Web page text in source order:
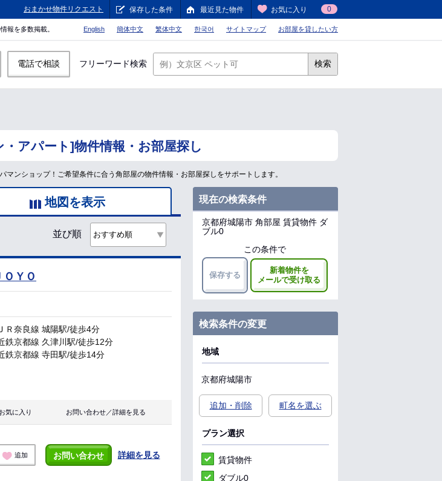
おまかせ物件リクエスト 保存した条件 最近見た物件 お気に入り 0
報を多数掲載。 English 簡体中文 繁体中文 한국어 サイトマップ お部屋を貸したい方
電話で相談 フリーワード検索 検索
アパート]物件情報・お部屋探し
ンショップ！ご希望条件に合う角部屋の物件情報・お部屋探しをサポートします。
地図を表示
並び順
ＹＯ
ＪＲ奈良線 城陽駅/徒歩4分
鉄京都線 久津川駅/徒歩12分
鉄京都線 寺田駅/徒歩14分
お気に入り お問い合わせ／詳細を見る
追加 お問い合わせ 詳細を見る
現在の検索条件
京都府城陽市 角部屋 賃貸物件 ダ
ブル0
この条件で
保存する
新着物件を
メールで受け取る
検索条件の変更
地域
京都府城陽市
追加・削除 町名を選ぶ
プラン選択
賃貸物件
ダブル0